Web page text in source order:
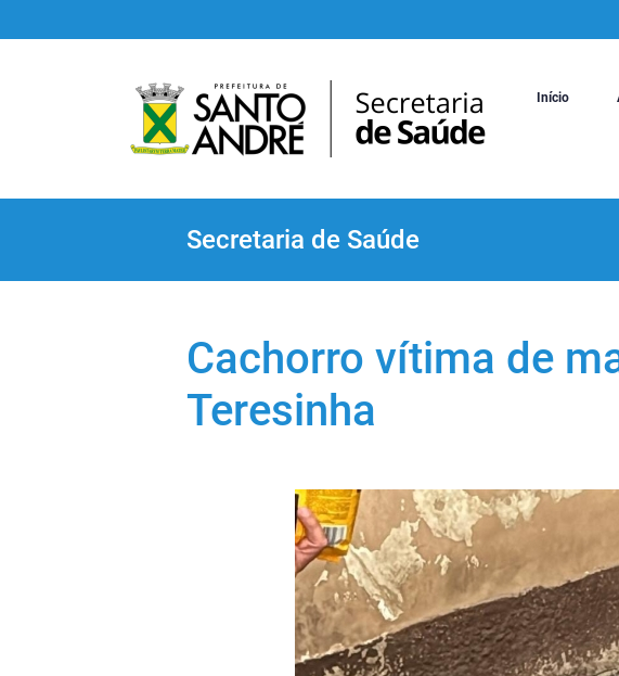
Início
Secretaria de Saúde
Cachorro vítima de
Teresinha